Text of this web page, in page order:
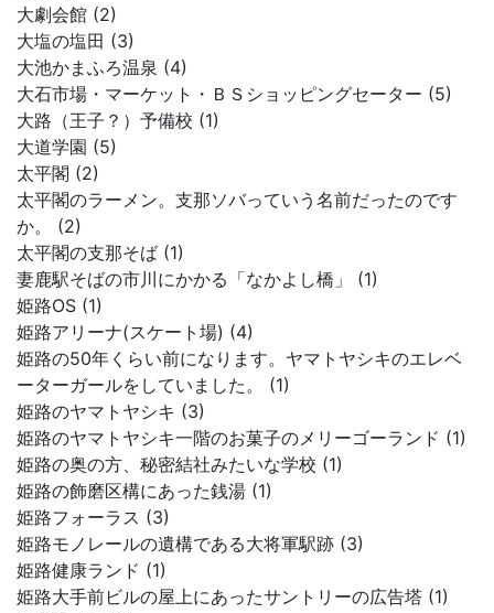
大劇会館 (2)
大塩の塩田 (3)
大池かまふろ温泉 (4)
大石市場・マーケット・ＢＳショッピングセーター (5)
大路（王子？）予備校 (1)
大道学園 (5)
太平閣 (2)
太平閣のラーメン。支那ソバっていう名前だったのです
か。 (2)
太平閣の支那そば (1)
妻鹿駅そばの市川にかかる「なかよし橋」 (1)
姫路OS (1)
姫路アリーナ(スケート場) (4)
姫路の50年くらい前になります。ヤマトヤシキのエレベ
ーターガールをしていました。 (1)
姫路のヤマトヤシキ (3)
姫路のヤマトヤシキ一階のお菓子のメリーゴーランド (1)
姫路の奥の方、秘密結社みたいな学校 (1)
姫路の飾磨区構にあった銭湯 (1)
姫路フォーラス (3)
姫路モノレールの遺構である大将軍駅跡 (3)
姫路健康ランド (1)
姫路大手前ビルの屋上にあったサントリーの広告塔 (1)